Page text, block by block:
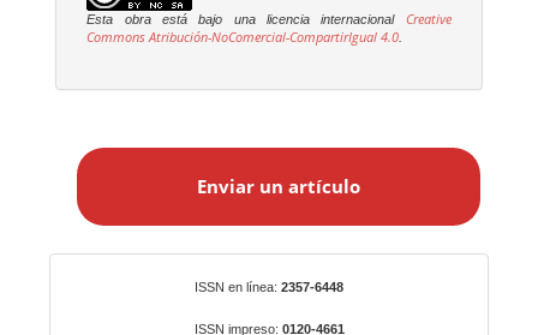
Esta obra está bajo una licencia internacional
Creative
Commons Atribución-NoComercial-CompartirIgual 4.0
a
Enviar un artículo
ISSN en línea: 2357-6448
ISSN impreso: 0120-4661